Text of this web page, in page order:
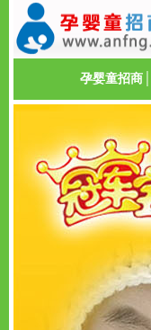
孕婴童招商